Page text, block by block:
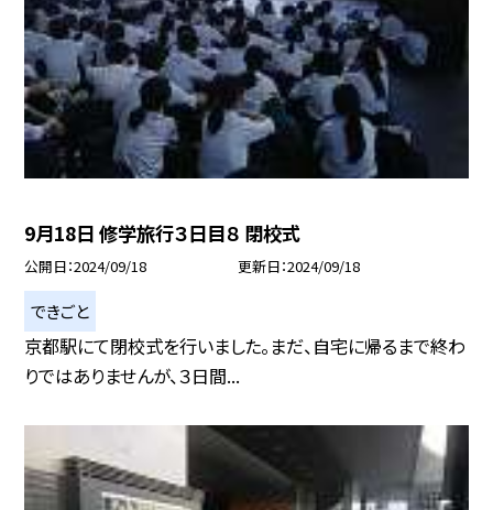
9月18日 修学旅行３日目８ 閉校式
公開日 2024/09/18 更新日 2024/09/18
できごと
京都駅にて閉校式を行いました。まだ、自宅に帰るまで終わ
りではありませんが、３日間...